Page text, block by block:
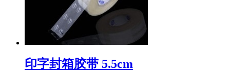
印字封箱胶带 5.5cm